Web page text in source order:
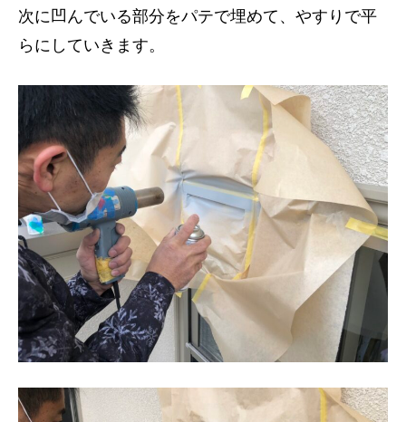
次に凹んでいる部分をパテで埋めて、やすりで平
らにしていきます。